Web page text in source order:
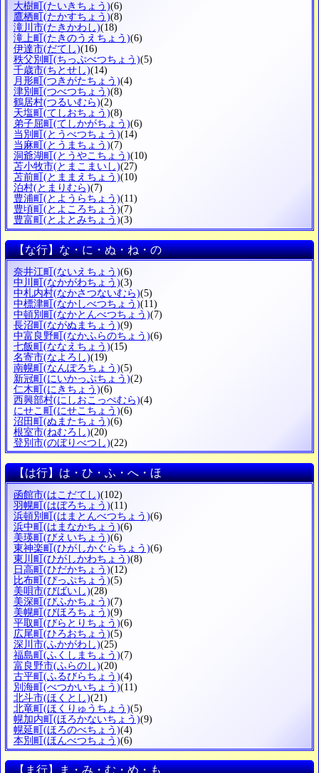
大樹町 (たいきちょう)(6)
鷹栖町 (たかすちょう)(8)
滝川市(たきかわし)(18)
滝上町 (たきのうえちょう)(6)
伊達市(だてし)(16)
秩父別町 (ちっぷべつちょう)(5)
千歳市(ちとせし)(14)
月形町 (つきがたちょう)(4)
津別町 (つべつちょう)(8)
鶴居村(つるいむら)(2)
天塩町 (てしおちょう)(8)
弟子屈町 (てしかがちょう)(6)
当別町 (とうべつちょう)(14)
当麻町 (とうまちょう)(7)
洞爺湖町 (とうやこちょう)(10)
苫小牧市(とまこまいし)(27)
苫前町 (とままえちょう)(10)
泊村(とまりむら)(7)
豊浦町 (とようらちょう)(11)
豊頃町 (とよころちょう)(7)
豊富町 (とよとみちょう)(3)
【な行】な・に・ぬ・ね・の
奈井江町 (ないえちょう)(6)
中川町 (なかがわちょう)(3)
中札内村(なかさつないむら)(5)
中標津町 (なかしべつちょう)(11)
中頓別町 (なかとんべつちょう)(7)
長沼町 (ながぬまちょう)(9)
中富良野町 (なかふらのちょう)(6)
七飯町 (ななえちょう)(15)
名寄市(なよろし)(19)
南幌町 (なんぽろちょう)(5)
新冠町 (にいかっぷちょう)(2)
仁木町 (にきちょう)(6)
西興部村(にしおこっぺむら)(4)
にせこ町 (にせこちょう)(6)
沼田町 (ぬまたちょう)(6)
根室市(ねむろし)(20)
登別市(のぼりべつし)(22)
【は行】は・ひ・ふ・へ・ほ
函館市(はこだてし)(102)
羽幌町 (はぼろちょう)(11)
浜頓別町 (はまとんべつちょう)(6)
浜中町 (はまなかちょう)(6)
美瑛町 (びえいちょう)(6)
東神楽町 (ひがしかぐらちょう)(6)
東川町 (ひがしかわちょう)(8)
日高町 (ひだかちょう)(12)
比布町 (ぴっぷちょう)(5)
美唄市(びばいし)(28)
美深町 (びふかちょう)(7)
美幌町 (びほろちょう)(9)
平取町 (びらとりちょう)(6)
広尾町 (ひろおちょう)(5)
深川市(ふかがわし)(25)
福島町 (ふくしまちょう)(7)
富良野市(ふらのし)(20)
古平町 (ふるびらちょう)(4)
別海町 (べつかいちょう)(11)
北斗市(ほくとし)(21)
北竜町 (ほくりゅうちょう)(5)
幌加内町 (ほろかないちょう)(9)
幌延町 (ほろのべちょう)(4)
本別町 (ほんべつちょう)(6)
【ま行】ま・み・む・め・も